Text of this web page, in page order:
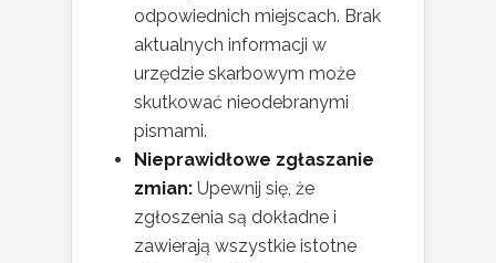
odpowiednich miejscach. Brak
aktualnych informacji w
urzędzie skarbowym może
skutkować nieodebranymi
pismami.
Nieprawidłowe zgłaszanie
zmian: Upewnij się, że
zgłoszenia są dokładne i
zawierają wszystkie istotne